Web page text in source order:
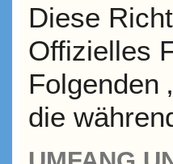
Diese
Offizielles
Folgenden
die